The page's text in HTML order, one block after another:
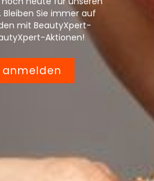
Bleiben Sie immer auf
mit BeautyXpert-
Aktionen!